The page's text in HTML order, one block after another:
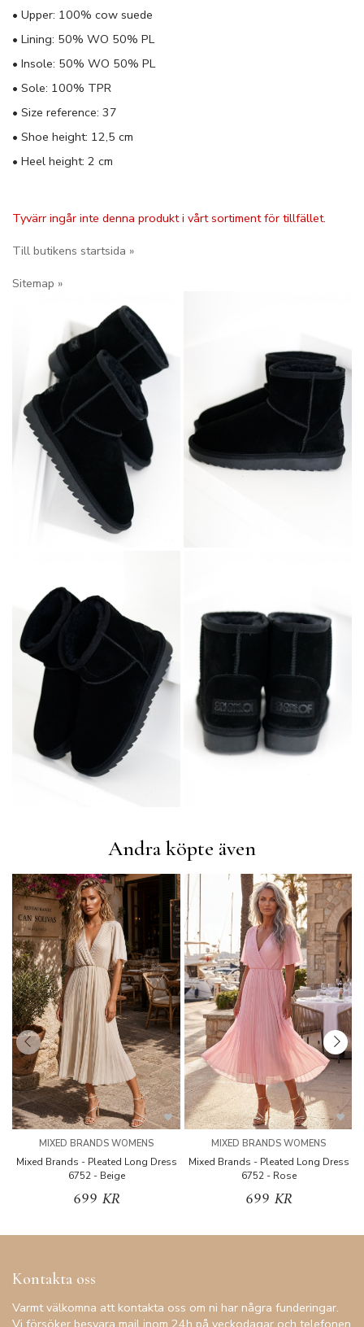
• Upper: 100% cow suede
• Lining: 50% WO 50% PL
• Insole: 50% WO 50% PL
• Sole: 100% TPR
• Size reference: 37
• Shoe height: 12,5 cm
• Heel height: 2 cm
Tyvärr ingår inte denna produkt i vårt sortiment för tillfället.
Till butikens startsida »
Sitemap »
Andra köpte även
MIXED BRANDS WOMENS
Mixed Brands - Pleated Long Dress
6752 - Beige
699 KR
MIXED BRANDS WOMENS
Mixed Brands - Pleated Long Dress
6752 - Rose
699 KR
Kontakta oss
Varmt välkomna att kontakta oss om ni har några funderingar.